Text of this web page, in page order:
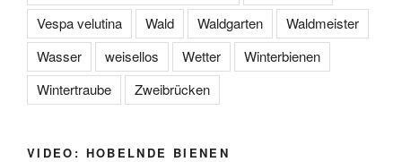
Vespa velutina
Wald Waldgarten
Waldmeister
Wasser
weisellos Wetter
Winterbienen
Wintertraube
Zweibrücken
VIDEO: HOBELNDE BIENEN